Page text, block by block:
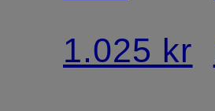
1.025 kr